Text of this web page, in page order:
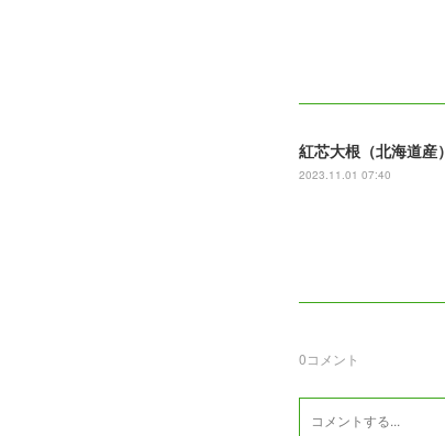
紅芯大根（北海道産）
2023.11.01 07:40
0コメント